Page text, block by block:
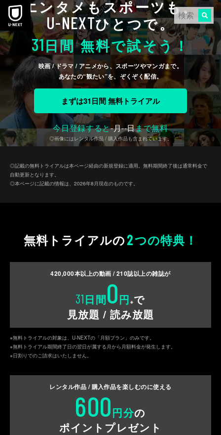
本文へスキップエンタメもスポーツも、
U-NEXTひとつで。
31日間 無料で試そう！
映画 / ドラマ / アニメから、スポーツやマンガまで。
あなたの“観たい”を、ぞくぞく配信。
まずは31日間 無料トライアル
今日登録すると-月--日まで無料
◎画像にはレンタル作品 / 購入作品も含まれています。
◎記載の無料トライアルは本ページ経由の新規登録に適用。無料期間終了後は通常料金で
自動更新となります。
◎本ページに記載の情報は、2026年8月現在のものです。
無料トライアルの2つの特典！
420,000本以上の動画 /210誌以上の雑誌が
31日間0円 ※で
見放題 / 読み放題
※無料トライアルの対象は、U-NEXTの「月額プラン」のみです。
※無料トライアル期間終了日の翌日が属する月から月額料金が発生します。
※日割りでのご請求はいたしません。
レンタル作品 / 購入作品を楽しむのに使える
600円分の
ポイントプレゼント